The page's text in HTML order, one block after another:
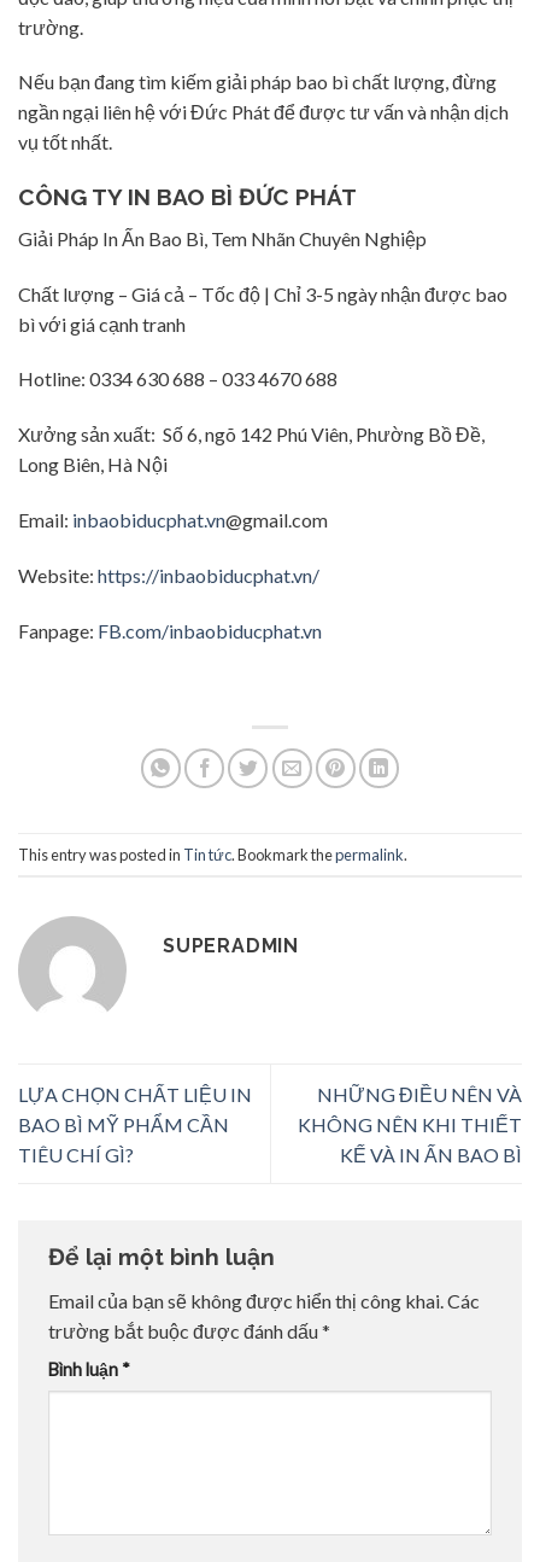
trường.
Nếu bạn đang tìm kiếm giải pháp bao bì chất lượng, đừng
ngần ngại liên hệ với Đức Phát để được tư vấn và nhận dịch
vụ tốt nhất.
CÔNG TY IN BAO BÌ ĐỨC PHÁT
Giải Pháp In Ấn Bao Bì, Tem Nhãn Chuyên Nghiệp
Chất lượng – Giá cả – Tốc độ | Chỉ 3-5 ngày nhận được bao
bì với giá cạnh tranh
Hotline: 0334 630 688 – 033 4670 688
Xưởng sản xuất: Số 6, ngõ 142 Phú Viên, Phường Bồ Đề,
Long Biên, Hà Nội
Email: inbaobiducphat.vn@gmail.com
Website: https://inbaobiducphat.vn/
Fanpage: FB.com/inbaobiducphat.vn
This entry was posted in Tin tức. Bookmark thepermalink.
SUPERADMIN
LỰA CHỌN CHẤT LIỆU IN
BAO BÌ MỸ PHẨM CẦN
TIÊU CHÍ GÌ?
NHỮNG ĐIỀU NÊN VÀ
KHÔNG NÊN KHI THIẾT
KẾ VÀ IN ẤN BAO BÌ
Để lại một bình luận
Email của bạn sẽ không được hiển thị công khai.Các
trường bắt buộc được đánh dấu*
Bình luận *